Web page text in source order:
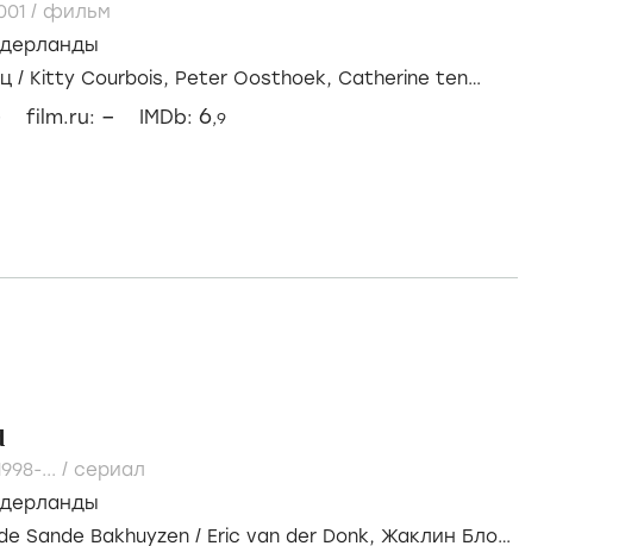
/ фильм
/ Kitty Courbois, Peter Oosthoek, Catherine ten
film.ru: – IMDb: 6,9
... / сериал
Sande Bakhuyzen / Eric van der Donk, Жаклин Блом,